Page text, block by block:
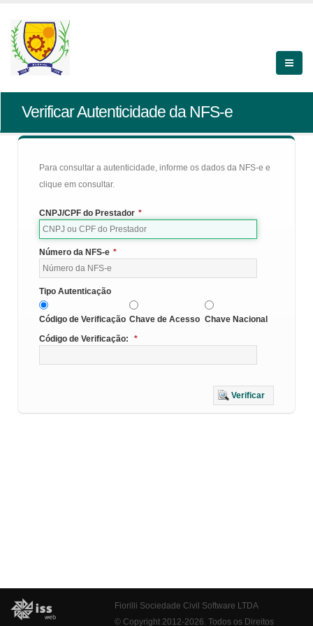
Verificar Autenticidade da NFS-e
Para consultar a autenticidade, informe os dados da NFS-e e
clique em consultar.
CNPJ/CPF do Prestador *
Número da NFS-e *
Tipo Autenticação
Código de Verificação Chave de Acesso Chave Nacional
Código de Verificação:
*
Verificar
Fiorilli Sociedade Civil Software LTDA
© Copyright 2012-2026. Todos os Direitos